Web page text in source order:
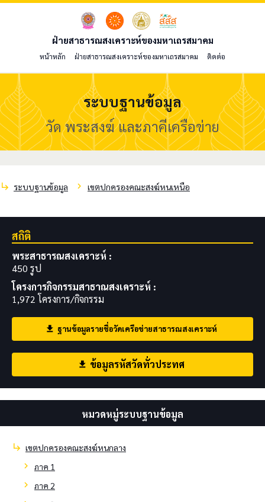
ฝ่ายสาธารณสงเคราะห์ของมหาเถรสมาคม
หน้าหลัก ฝ่ายสาธารณสงเคราะห์ของมหาเถรสมาคม ติดต่อ
ระบบฐานข้อมูล
วัด พระสงฆ์ และภาคีเครือข่าย
subdirectory_arrow_right ระบบฐานข้อมูล chevron_right เขตปกครองคณะสงฆ์หนเหนือ
สถิติ
พระสาธารณสงเคราะห์ :
450 รูป
โครงการกิจกรรมสาธาณสงเคราะห์ :
1,972 โครงการ/กิจกรรม
download ฐานข้อมูลรายชื่อวัดเครือข่ายสาธารณสงเคราะห์
download ข้อมูลรหัสวัดทั่วประทศ
หมวดหมู่ระบบฐานข้อมูล
subdirectory_arrow_right เขตปกครองคณะสงฆ์หนกลาง
chevron_right
ภาค 1
chevron_right
ภาค 2